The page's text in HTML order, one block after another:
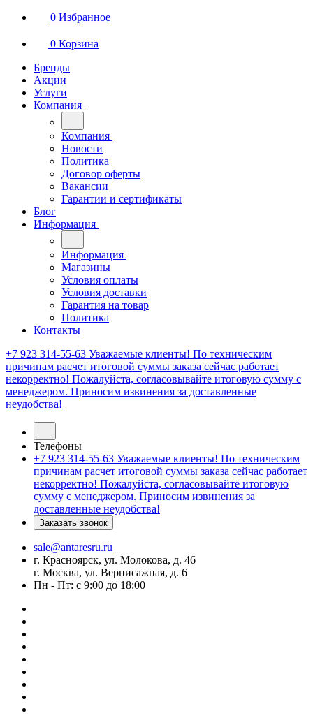
0 Избранное
0 Корзина
Бренды
Акции
Услуги
Компания
Компания
Новости
Политика
Договор оферты
Вакансии
Гарантии и сертификаты
Блог
Информация
Информация
Магазины
Условия оплаты
Условия доставки
Гарантия на товар
Политика
Контакты
+7 923 314-55-63 Уважаемые клиенты! По техническим
причинам расчет итоговой суммы заказа сейчас работает
некорректно! Пожалуйста, согласовывайте итоговую сумму с
менеджером. Приносим извинения за доставленные
неудобства!
Телефоны
+7 923 314-55-63 Уважаемые клиенты! По техническим
причинам расчет итоговой суммы заказа сейчас работает
некорректно! Пожалуйста, согласовывайте итоговую
сумму с менеджером. Приносим извинения за
доставленные неудобства!
Заказать звонок
sale@antaresru.ru
г. Красноярск, ул. Молокова, д. 46
г. Москва, ул. Вернисажная, д. 6
Пн - Пт: с 9:00 до 18:00